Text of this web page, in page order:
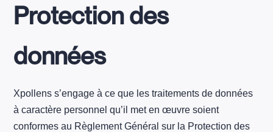
Protection des
données
Xpollens s’engage à ce que les traitements de données
à caractère personnel qu’il met en œuvre soient
conformes au Règlement Général sur la Protection des